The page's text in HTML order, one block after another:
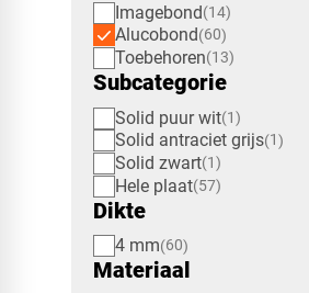
Imagebond 14
Alucobond 60
Toebehoren 13
Subcategorie
Solid puur wit 1
Solid antraciet grijs 1
Solid zwart 1
Hele plaat 57
Dikte
4 mm 60
Materiaal